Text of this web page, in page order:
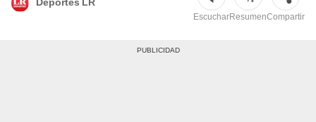
EscucharResumenCompartir